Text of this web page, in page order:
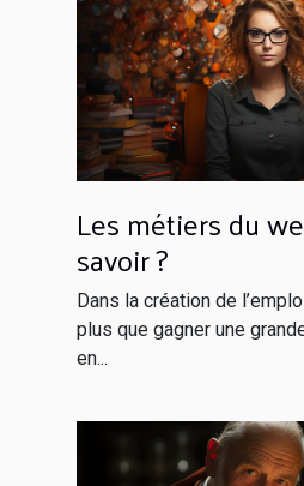
Les métiers du
savoir ?
Dans la création de
plus que gagner une
en...